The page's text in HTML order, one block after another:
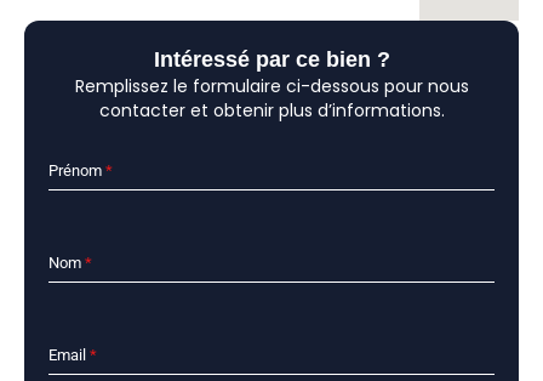
Intéressé par ce bien ?
Remplissez le formulaire ci-dessous pour nous
contacter et obtenir plus d’informations.
Prénom *
Nom *
Email *